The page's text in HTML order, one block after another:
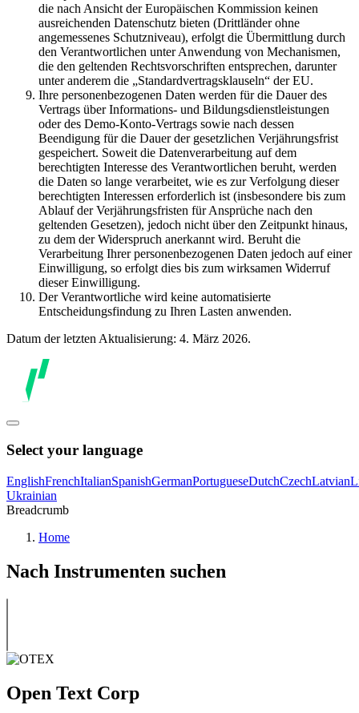
die nach Ansicht der Europäischen Kommission keinen
ausreichenden Datenschutz bieten (Drittländer ohne
angemessenes Schutzniveau), erfolgt die Übermittlung durch
den Verantwortlichen unter Anwendung von Mechanismen,
die den geltenden Rechtsvorschriften entsprechen, darunter
unter anderem die „Standardvertragsklauseln“ der EU.
Ihre personenbezogenen Daten werden für die Dauer des
Vertrags über Informations- und Bildungsdienstleistungen
oder des Demo-Konto-Vertrags sowie nach dessen
Beendigung für die Dauer der gesetzlichen Verjährungsfrist
gespeichert. Soweit die Datenverarbeitung auf dem
berechtigten Interesse des Verantwortlichen beruht, werden
die Daten so lange verarbeitet, wie es zur Verfolgung dieser
berechtigten Interessen erforderlich ist (insbesondere bis zum
Ablauf der Verjährungsfristen für Ansprüche nach den
geltenden Gesetzen), jedoch nicht über den Zeitpunkt hinaus,
zu dem der Widerspruch anerkannt wird. Beruht die
Verarbeitung Ihrer personenbezogenen Daten jedoch auf einer
Einwilligung, so erfolgt dies bis zum wirksamen Widerruf
dieser Einwilligung.
Der Verantwortliche wird keine automatisierte
Entscheidungsfindung zu Ihren Lasten anwenden.
Datum der letzten Aktualisierung: 4. März 2026.
Select your language
EnglishFrenchItalianSpanishGermanPortugueseDutchCzechLatvian
Ukrainian
Breadcrumb
Home
Nach Instrumenten suchen
Open Text Corp